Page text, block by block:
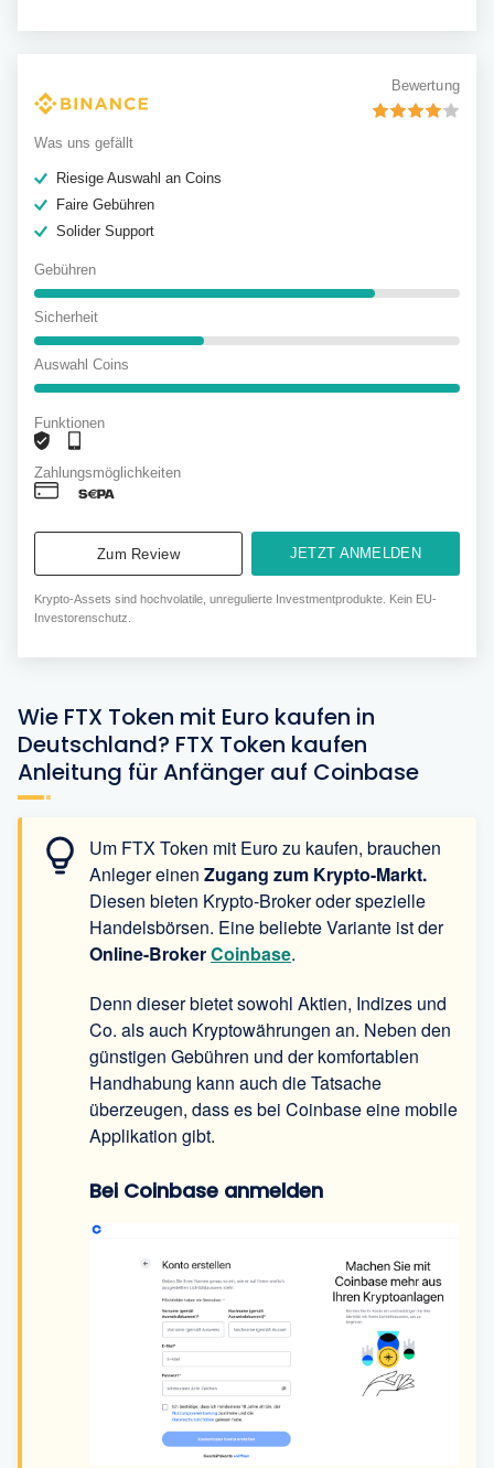
Bewertung
Was uns gefällt
Riesige Auswahl an Coins
Faire Gebühren
Solider Support
Gebühren
Sicherheit
Auswahl Coins
Funktionen
Zahlungsmöglichkeiten
Zum Review JETZT ANMELDEN
Krypto-Assets sind hochvolatile, unregulierte Investmentprodukte. Kein EU-
Investorenschutz.
Wie FTX Token mit Euro kaufen in
Deutschland? FTX Token kaufen
Anleitung für Anfänger auf Coinbase
Um FTX Token mit Euro zu kaufen, brauchen
Anleger einen Zugang zum Krypto-Markt.
Diesen bieten Krypto-Broker oder spezielle
Handelsbörsen. Eine beliebte Variante ist der
Online-BrokerCoinbase.
Denn dieser bietet sowohl Aktien, Indizes und
Co. als auch Kryptowährungen an. Neben den
günstigen Gebühren und der komfortablen
Handhabung kann auch die Tatsache
überzeugen, dass es bei Coinbase eine mobile
Applikation gibt.
Bei Coinbase anmelden